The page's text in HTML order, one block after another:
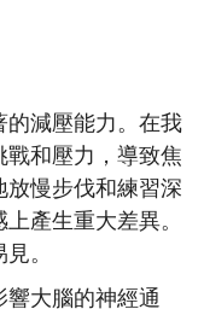
減壓能力。在我
和壓力，導致焦
慢步伐和練習深
產生重大差異。
。
大腦的神經通